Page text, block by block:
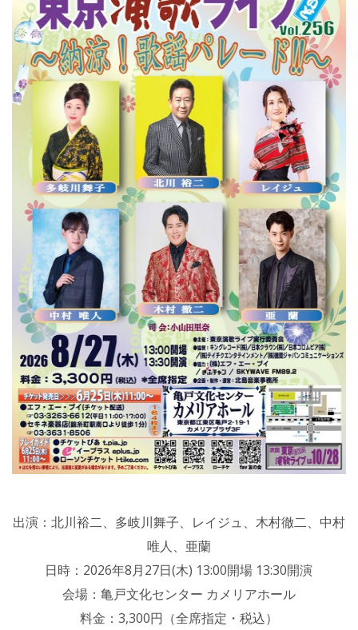
出演：北川裕二、多岐川舞子、レイジュ、木村徹二、中村
唯人、亜蘭
日時：2026年8月27日(木) 13:00開場 13:30開演
会場：亀戸文化センター カメリアホール
料金：3,300円（全席指定・税込）